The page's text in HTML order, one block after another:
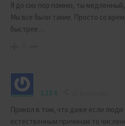
Я до сих пор помню, ты
Мы все были такие. Просто со
быстрее…
1234
Прикол в том, что даже если люди
естественным причинам то